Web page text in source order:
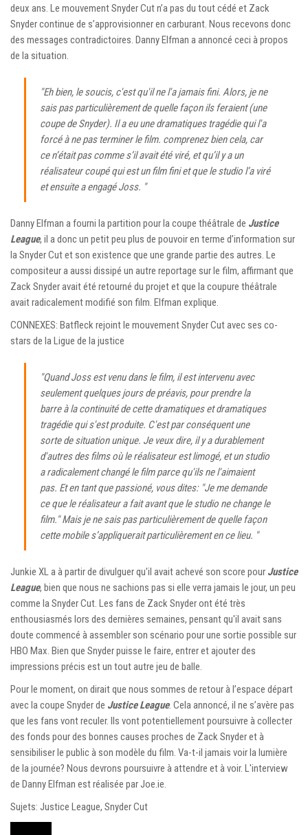
deux ans. Le mouvement Snyder Cut n’a pas du tout cédé et Zack
Snyder continue de s’approvisionner en carburant. Nous recevons donc
des messages contradictoires. Danny Elfman a annoncé ceci à propos
de la situation.
"Eh bien, le soucis, c'est qu'il ne l'a jamais fini. Alors, je ne
sais pas particulièrement de quelle façon ils feraient (une
coupe de Snyder). Il a eu une dramatiques tragédie qui l'a
forcé à ne pas terminer le film. comprenez bien cela, car
ce n’était pas comme s’il avait été viré, et qu’il y a un
réalisateur coupé qui est un film fini et que le studio l’a viré
et ensuite a engagé Joss. "
Danny Elfman a fourni la partition pour la coupe théâtrale de Justice
League, il a donc un petit peu plus de pouvoir en terme d’information sur
la Snyder Cut et son existence que une grande partie des autres. Le
compositeur a aussi dissipé un autre reportage sur le film, affirmant que
Zack Snyder avait été retourné du projet et que la coupure théâtrale
avait radicalement modifié son film. Elfman explique.
CONNEXES: Batfleck rejoint le mouvement Snyder Cut avec ses co-
stars de la Ligue de la justice
"Quand Joss est venu dans le film, il est intervenu avec
seulement quelques jours de préavis, pour prendre la
barre à la continuité de cette dramatiques et dramatiques
tragédie qui s'est produite. C'est par conséquent une
sorte de situation unique. Je veux dire, il y a durablement
d'autres des films où le réalisateur est limogé, et un studio
a radicalement changé le film parce qu'ils ne l'aimaient
pas. Et en tant que passioné, vous dites: "Je me demande
ce que le réalisateur a fait avant que le studio ne change le
film." Mais je ne sais pas particulièrement de quelle façon
cette mobile s’appliquerait particulièrement en ce lieu. "
Junkie XL a à partir de divulguer qu'il avait achevé son score pour Justice
League, bien que nous ne sachions pas si elle verra jamais le jour, un peu
comme la Snyder Cut. Les fans de Zack Snyder ont été très
enthousiasmés lors des dernières semaines, pensant qu'il avait sans
doute commencé à assembler son scénario pour une sortie possible sur
HBO Max. Bien que Snyder puisse le faire, entrer et ajouter des
impressions précis est un tout autre jeu de balle.
Pour le moment, on dirait que nous sommes de retour à l’espace départ
avec la coupe Snyder de Justice League. Cela annoncé, il ne s’avère pas
que les fans vont reculer. Ils vont potentiellement poursuivre à collecter
des fonds pour des bonnes causes proches de Zack Snyder et à
sensibiliser le public à son modèle du film. Va-t-il jamais voir la lumière
de la journée? Nous devrons poursuivre à attendre et à voir. L'interview
de Danny Elfman est réalisée par Joe.ie.
Sujets: Justice League, Snyder Cut